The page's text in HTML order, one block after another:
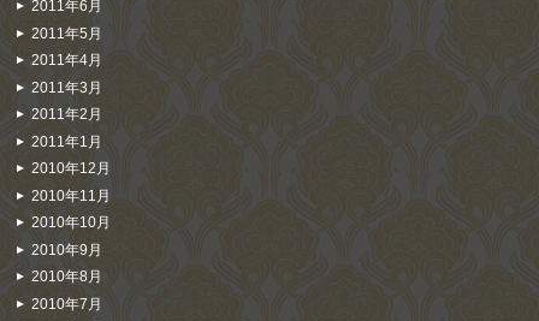
2011年6月
2011年5月
2011年4月
2011年3月
2011年2月
2011年1月
2010年12月
2010年11月
2010年10月
2010年9月
2010年8月
2010年7月